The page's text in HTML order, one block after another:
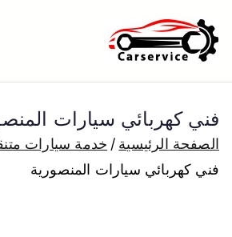
إلى
المحتوى
الكويت
بنشر متنقل
بارخص الاسعار
فني كهربائي سيارات
الصفحة الرئيسية
خدمة سيارات
فني كهربائي سيارات المنصورية